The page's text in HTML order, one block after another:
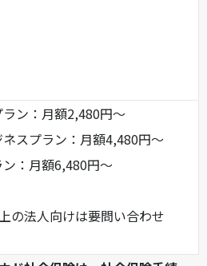
ン：月額2,480円～
スプラン：月額4,480円～
：月額6,480円～
の法人向けは要問い合わせ